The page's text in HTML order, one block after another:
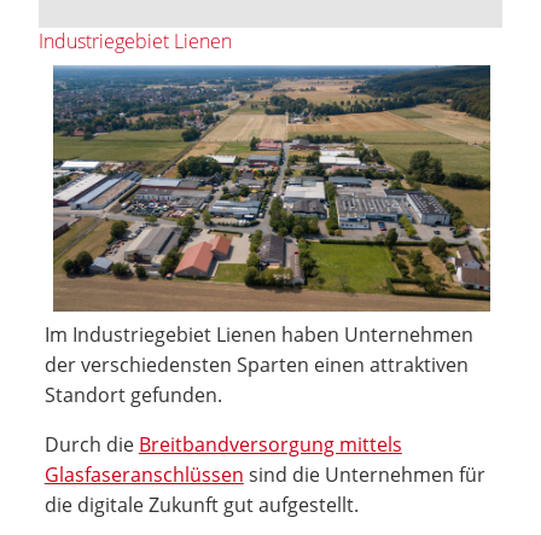
Industriegebiet Lienen
Im Industriegebiet Lienen haben Unternehmen
der verschiedensten Sparten einen attraktiven
Standort gefunden.
Durch die Breitbandversorgung mittels
Glasfaseranschlüssen sind die Unternehmen für
die digitale Zukunft gut aufgestellt.